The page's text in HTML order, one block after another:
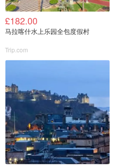
£182.00
马拉喀什水上乐园全包度假村
Trip.com